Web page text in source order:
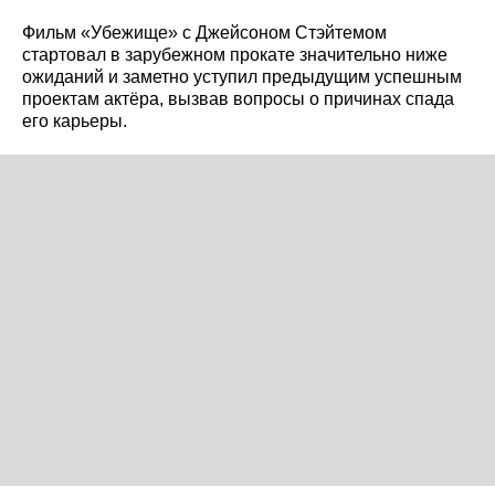
Фильм «Убежище» с Джейсоном Стэйтемом
стартовал в зарубежном прокате значительно ниже
ожиданий и заметно уступил предыдущим успешным
проектам актёра, вызвав вопросы о причинах спада
его карьеры.